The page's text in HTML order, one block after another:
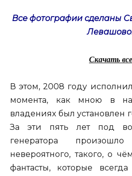
Все фотографии сделаны
Скачать
В этом, 2008 году
момента, как мною в
владениях был установлен
За эти пять лет под
генератора
невероятного, такого, о
фантасты, которые